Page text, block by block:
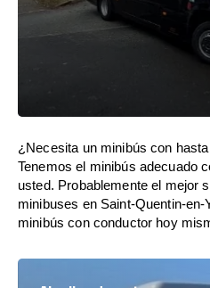
¿Necesita un minibús con
Tenemos el minibús adecuado
usted. Probablemente el mejor
minibuses en Saint-Quentin-
minibús con conductor hoy